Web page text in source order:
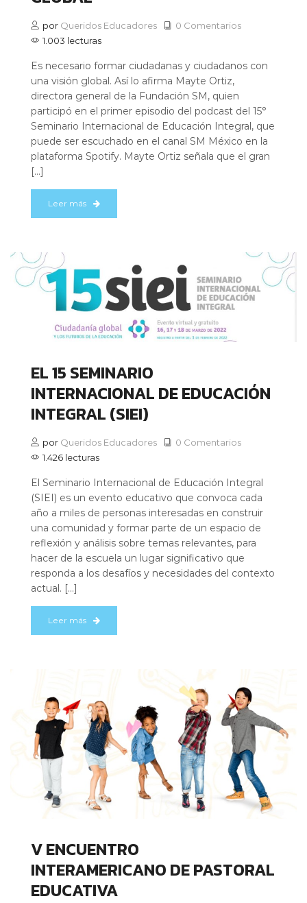
por Queridos Educadores
0 Comentarios
1.003 lecturas
Es necesario formar ciudadanas y ciudadanos con
una visión global. Así lo afirma Mayte Ortiz,
directora general de la Fundación SM, quien
participó en el primer episodio del podcast del 15°
Seminario Internacional de Educación Integral, que
puede ser escuchado en el canal SM México en la
plataforma Spotify. Mayte Ortiz señala que el gran
[…]
Leer más
EL 15 SEMINARIO
INTERNACIONAL DE EDUCACIÓN
INTEGRAL (SIEI)
por Queridos Educadores
0 Comentarios
1.426 lecturas
El Seminario Internacional de Educación Integral
(SIEI) es un evento educativo que convoca cada
año a miles de personas interesadas en construir
una comunidad y formar parte de un espacio de
reflexión y análisis sobre temas relevantes, para
hacer de la escuela un lugar significativo que
responda a los desafíos y necesidades del contexto
actual. […]
Leer más
V ENCUENTRO
INTERAMERICANO DE PASTORAL
EDUCATIVA